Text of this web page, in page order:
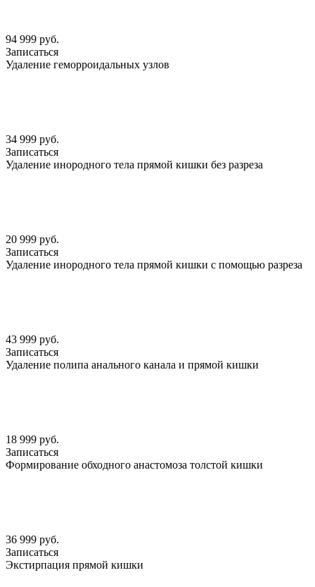
94 999 руб.
Записаться
Удаление геморроидальных узлов
34 999 руб.
Записаться
Удаление инородного тела прямой кишки без разреза
20 999 руб.
Записаться
Удаление инородного тела прямой кишки с помощью разреза
43 999 руб.
Записаться
Удаление полипа анального канала и прямой кишки
18 999 руб.
Записаться
Формирование обходного анастомоза толстой кишки
36 999 руб.
Записаться
Экстирпация прямой кишки